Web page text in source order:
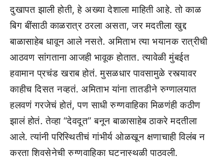
दुखापत झाली होती, हे अख्या देशाला माहिती आहे. तो काळ
बिग बींसाठी काळरात्र ठरला असता, जर मदतीला खुद्द
बाळासाहेब धावून आले नसते. अमिताभ त्या भयानक रात्रीची
आठवण सांगताना आजही भावूक होतात. त्यावेळी मुंबईत
हवामान प्रचंड खराब होतं. मुसळधार पावसामुळे रस्त्यावर
काहीच दिसत नव्हतं. अमिताभ यांना तातडीने रुग्णालयात
हलवणं गरजेचं होतं, पण साधी रुग्णवाहिका मिळणंही कठीण
झालं होतं. तेव्हा “देवदूत” बनून बाळासाहेब ठाकरे मदतीला
आले. त्यांनी परिस्थितीचं गांभीर्य ओळखून क्षणाचाही विलंब न
करता शिवसेनेची रुग्णवाहिका घटनास्थळी पाठवली.